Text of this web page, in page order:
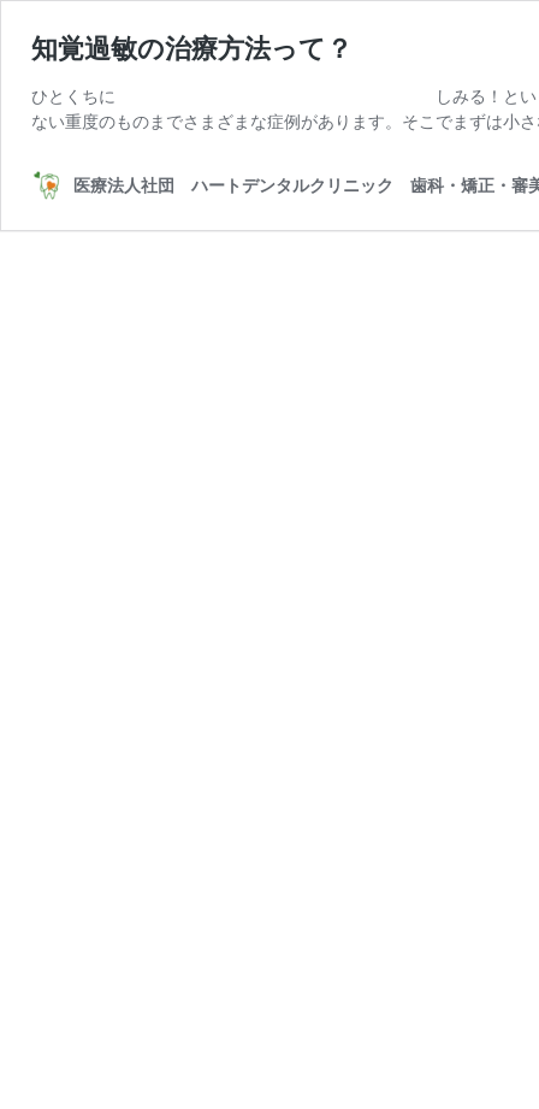
知覚過敏の治療方法って？
ひとくちに しみる！といっても、生活習慣を
ない重度のものまでさまざまな症例があります。そこでまずは小
医療法人社団 ハートデンタルクリニック 歯科・矯正・審